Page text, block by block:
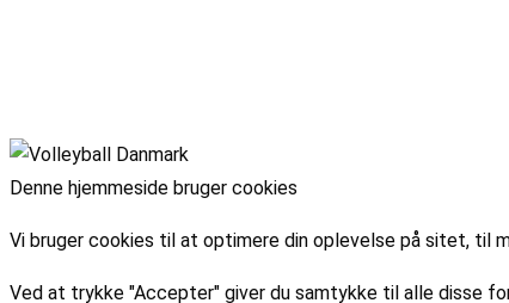
Denne hjemmeside bruger cookies
Vi bruger cookies til at optimere din oplevelse på sitet, til
Ved at trykke "Accepter" giver du samtykke til alle disse